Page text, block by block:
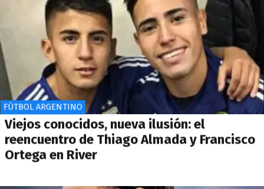
FÚTBOL ARGENTINO
Viejos conocidos, nueva ilusión: el
reencuentro de Thiago Almada y Francisco
Ortega en River